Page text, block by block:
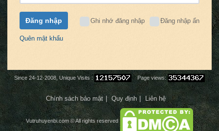
Ghi nhớ đăng nhập Đăng nhập ẩn
Đăng nhập
Quên mật khẩu
Since 24-12-2008, Unique Visits : Page views:
Chính sách bảo mật Quy định Liên hệ
Vutruhuyenbi.com© All rights reserved